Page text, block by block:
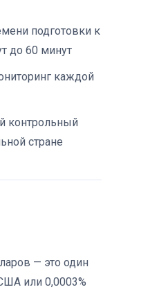
подготовки к
до 60 минут
каждой
контрольный
стране
— это один
или 0,0003%